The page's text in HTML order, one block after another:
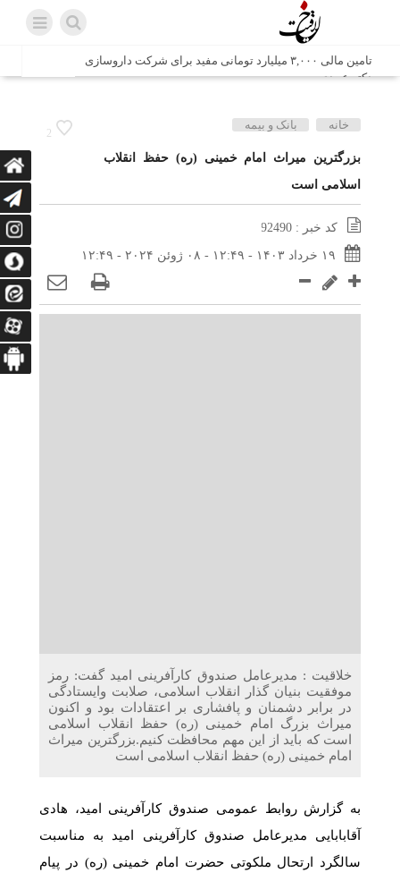
تامین مالی ۳,۰۰۰ میلیارد تومانی مفید برای شرکت داروسازی
دکتر عبیدی
شش وزیر کابینه پاکستان با حضور در سفارت ایران در اسلام
اتابک: ظرفیت های جدید همکاری‌های تجاری ایران و پاکستان با
محوریت بخش خصوصی فعال می‌شود
در مسیر جا‌مانده‌ها، دل‌ها به کربلا رسیده است
وزیر صمت خواستار پیگیری کانتینرهای ایرانی در بندر کراچی
شد / تجارت ۱۰ میلیارد دلاری ایران و پاکستان
2
خانه بانک و بیمه
بزرگترین میراث امام خمینی (ره) حفظ انقلاب
اسلامی است
کد خبر : 92490
۱۹ خرداد ۱۴۰۳ - ۱۲:۴۹ - ۰۸ ژوئن ۲۰۲۴ - ۱۲:۴۹
خلاقیت : مدیرعامل صندوق کارآفرینی امید گفت: رمز
موفقیت بنیان گذار انقلاب اسلامی، صلابت وایستادگی
در برابر دشمنان و پافشاری بر اعتقادات بود و اکنون
میراث بزرگ امام خمینی (ره) حفظ انقلاب اسلامی
است که باید از این مهم محافظت کنیم.بزرگترین میراث
امام خمینی (ره) حفظ انقلاب اسلامی است
به گزارش روابط عمومی صندوق کارآفرینی امید، هادی
آقابابایی مدیرعامل صندوق کارآفرینی امید به مناسبت
سالگرد ارتحال ملکوتی حضرت امام خمینی (ره) در پیام